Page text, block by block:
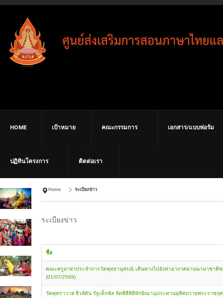
HOME เป้าหมาย คณะกรรมการ เอกสาร/แบบฟอร์ม
ปฏิทินโครงการ ติดต่อเรา
Home ระเบียงข่าว
ระเบียงข่าว
ชื่อ
คณะครูอาสาประจำการวัดพุทธานุสรณ์ เดินทางไปยังท่าอากาศยานนานาชาติ
(01/07/2569)
วัดพุทราวาส ฮิวส์ตัน รัฐเท็กซัส จัดพิธีพิธีทักษิณานุประทานอุทิศถวายพระราชกุศ